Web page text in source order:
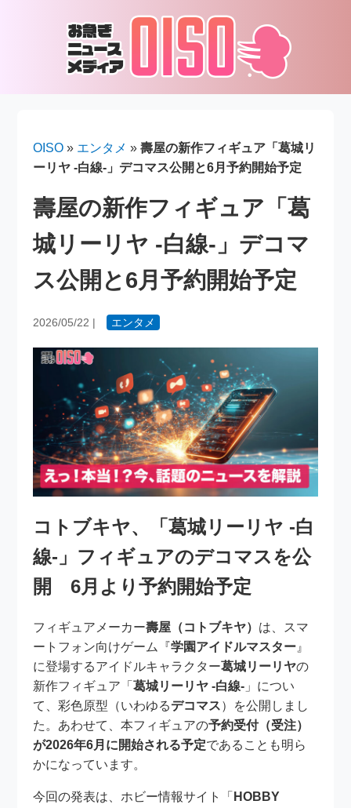
OISO » エンタメ »壽屋の新作フィギュア「葛城リ
ーリヤ -白線-」デコマス公開と6月予約開始予定
壽屋の新作フィギュア「葛
城リーリヤ -白線-」デコマ
ス公開と6月予約開始予定
2026/05/22 | エンタメ
コトブキヤ、「葛城リーリヤ -白
線-」フィギュアのデコマスを公
開 6月より予約開始予定
フィギュアメーカー壽屋（コトブキヤ） は、スマ
ートフォン向けゲーム『学園アイドルマスター 』
に登場するアイドルキャラクター葛城リーリヤの
新作フィギュア「葛城リーリヤ -白線- 」につい
て、彩色原型（いわゆるデコマス）を公開しまし
た。あわせて、本フィギュアの予約受付（受注）
が2026年6月に開始される予定であることも明ら
かになっています。
今回の発表は、ホビー情報サイト「 HOBBY